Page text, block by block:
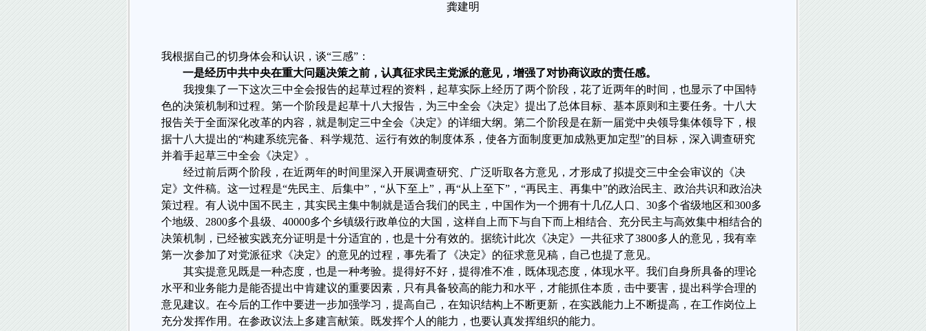
龚建明
我根据自己的切身体会和认识，谈“三感”：
一是经历中共中央在重大问题决策之前，认真征求民主党派的意见，增强了对协商议政的责任感。
我搜集了一下这次三中全会报告的起草过程的资料，起草实际上经历了两个阶段，花了近两年的时间，也显示了中国特
色的决策机制和过程。第一个阶段是起草十八大报告，为三中全会《决定》提出了总体目标、基本原则和主要任务。十八大
报告关于全面深化改革的内容，就是制定三中全会《决定》的详细大纲。第二个阶段是在新一届党中央领导集体领导下，根
据十八大提出的“构建系统完备、科学规范、运行有效的制度体系，使各方面制度更加成熟更加定型”的目标，深入调查研究
并着手起草三中全会《决定》。
经过前后两个阶段，在近两年的时间里深入开展调查研究、广泛听取各方意见，才形成了拟提交三中全会审议的《决
定》文件稿。这一过程是“先民主、后集中”，“从下至上”，再“从上至下”，“再民主、再集中”的政治民主、政治共识和政治决
策过程。有人说中国不民主，其实民主集中制就是适合我们的民主，中国作为一个拥有十几亿人口、 30多个省级地区和300多
个地级、 2800多个县级、 40000多个乡镇级行政单位的大国，这样自上而下与自下而上相结合、充分民主与高效集中相结合的
决策机制，已经被实践充分证明是十分适宜的，也是十分有效的。 据统计此次《决定》一共征求了3800多人的意见，我有幸
第一次参加了对党派征求《决定》的意见的过程， 事先看了《决定》的征求意见稿，自己也提了意见。
其实提意见既是一种态度，也是一种考验。提得好不好，提得准不准，既体现态度，体现水平。我们自身所具备的理论
水平和业务能力是能否提出中肯建议的重要因素，只有具备较高的能力和水平，才能抓住本质，击中要害，提出科学合理的
意见建议。在今后的工作中要进一步加强学习，提高自己，在知识结构上不断更新，在实践能力上不断提高，在工作岗位上
充分发挥作用。在参政议法上多建言献策。既发挥个人的能力，也要认真发挥组织的能力。